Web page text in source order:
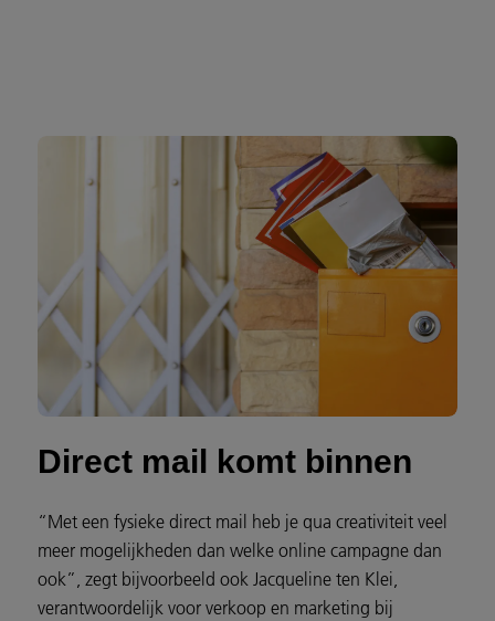
Direct mail komt binnen
“Met een fysieke direct mail heb je qua creativiteit veel
meer mogelijkheden dan welke online campagne dan
ook”, zegt bijvoorbeeld ook Jacqueline ten Klei,
verantwoordelijk voor verkoop en marketing bij